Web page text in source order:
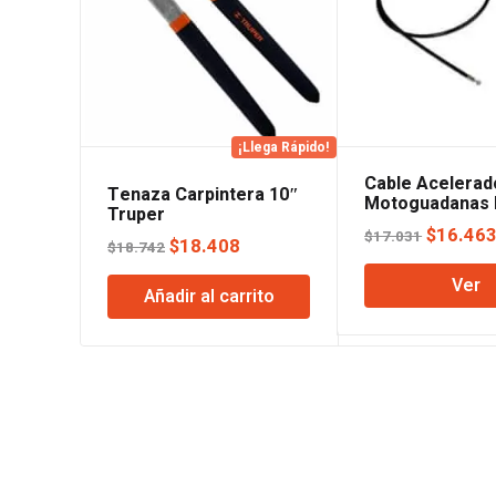
¡Llega Rápido!
Tenaza Carpintera 10″
Truper
$18.742 El
precio
original
era:
$18.408
precio
actual
es:
Añadir al carrito
Cable
Motoguadanas
$17.031 El
precio
original
era:
$16.463
Ver